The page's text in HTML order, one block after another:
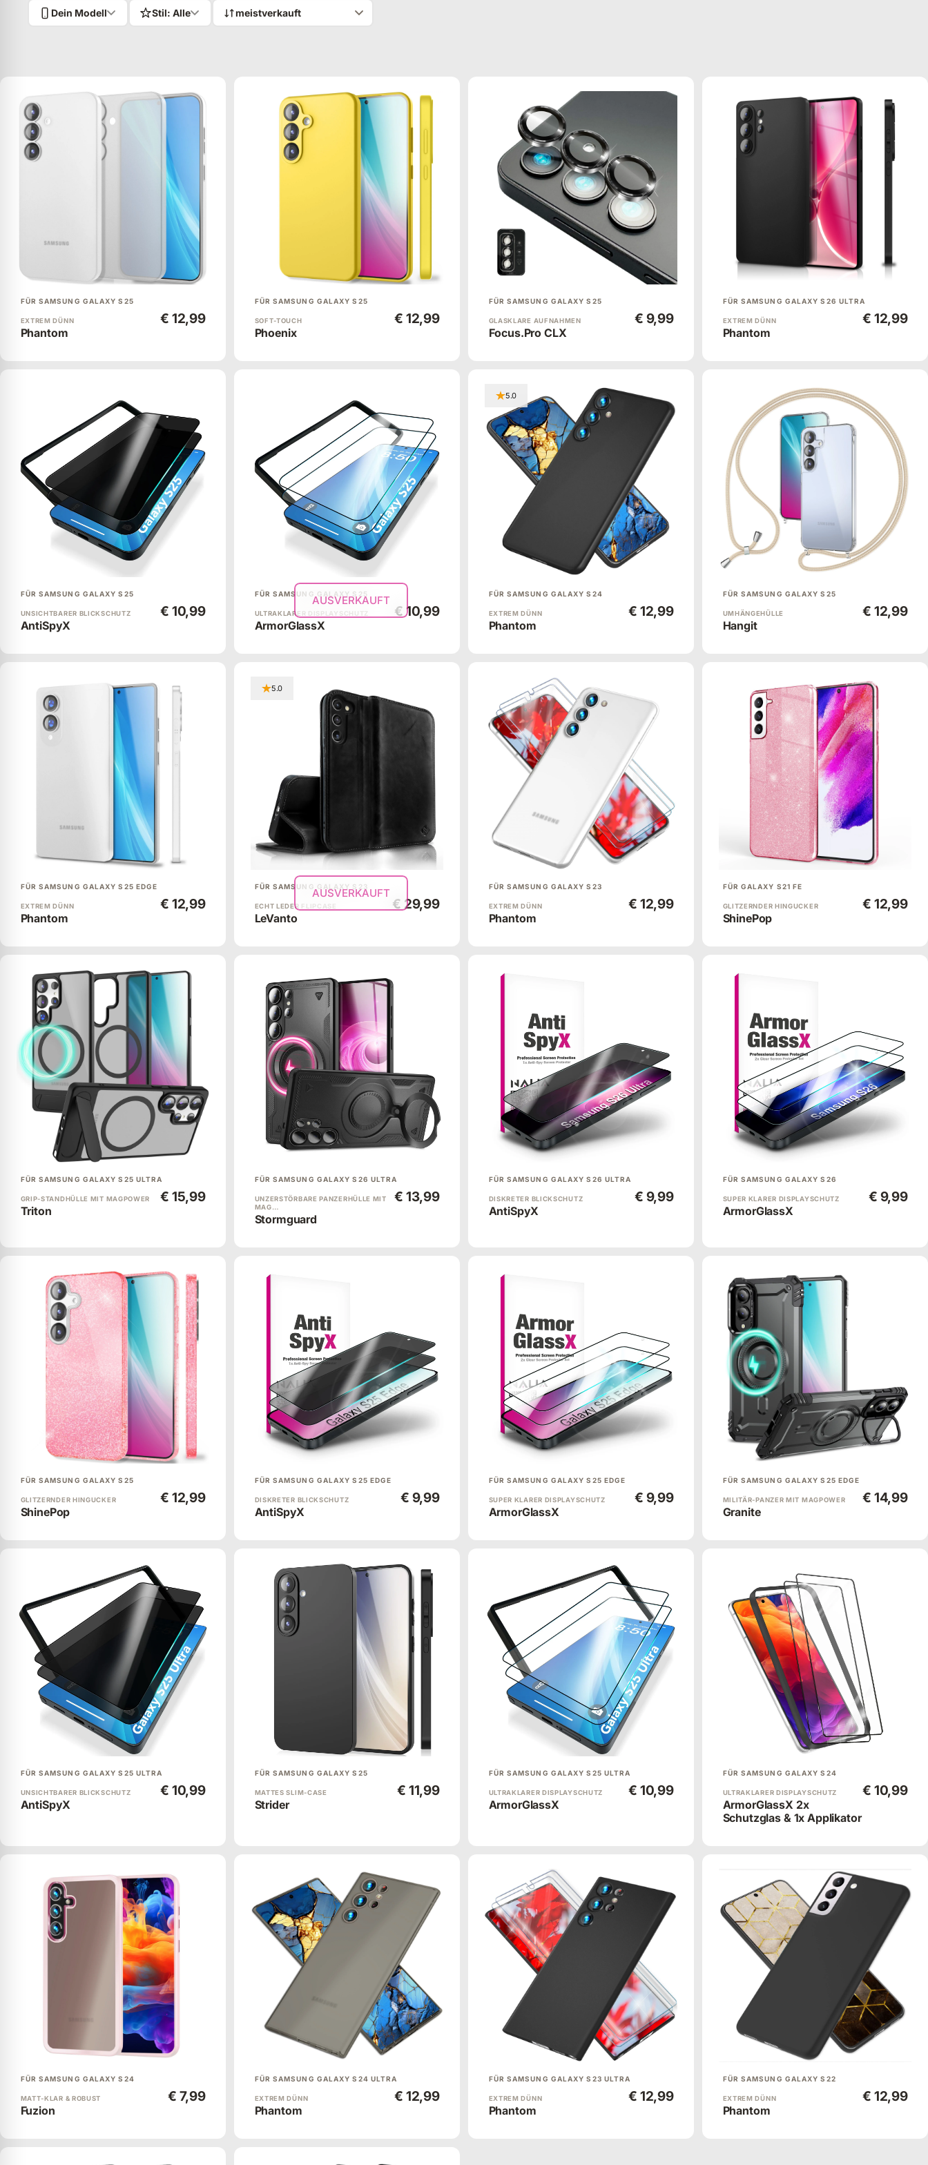
Dein Modell Stil: Alle
FÜR SAMSUNG GALAXY S25
EXTREM DÜNN
Phantom
€ 12,99
FÜR SAMSUNG GALAXY S25
SOFT-TOUCH
Phoenix
€ 12,99
FÜR SAMSUNG GALAXY S25
GLASKLARE AUFNAHMEN
Focus.Pro CLX
€ 9,99
FÜR SAMSUNG GALAXY S26 ULTRA
EXTREM DÜNN
Phantom
€ 12,99
FÜR SAMSUNG GALAXY S25
UNSICHTBARER BLICKSCHUTZ
AntiSpyX
€ 10,99
AUSVERKAUFT
FÜR SAMSUNG GALAXY S25
ULTRAKLARER DISPLAYSCHUTZ
ArmorGlassX
€ 10,99
5.0
FÜR SAMSUNG GALAXY S24
EXTREM DÜNN
Phantom
€ 12,99
FÜR SAMSUNG GALAXY S25
UMHÄNGEHÜLLE
Hangit
€ 12,99
FÜR SAMSUNG GALAXY S25 EDGE
EXTREM DÜNN
Phantom
€ 12,99
5.0
AUSVERKAUFT
FÜR SAMSUNG GALAXY S23
ECHT LEDER FLIPCASE
LeVanto
€ 29,99
FÜR SAMSUNG GALAXY S23
EXTREM DÜNN
Phantom
€ 12,99
FÜR GALAXY S21 FE
GLITZERNDER HINGUCKER
ShinePop
€ 12,99
FÜR SAMSUNG GALAXY S25 ULTRA
GRIP-STANDHÜLLE MIT MAGPOWER
Triton
€ 15,99
FÜR SAMSUNG GALAXY S26 ULTRA
UNZERSTÖRBARE PANZERHÜLLE MIT
MAG…
Stormguard
€ 13,99
FÜR SAMSUNG GALAXY S26 ULTRA
DISKRETER BLICKSCHUTZ
AntiSpyX
€ 9,99
FÜR SAMSUNG GALAXY S26
SUPER KLARER DISPLAYSCHUTZ
ArmorGlassX
€ 9,99
FÜR SAMSUNG GALAXY S25
GLITZERNDER HINGUCKER
ShinePop
€ 12,99
FÜR SAMSUNG GALAXY S25 EDGE
DISKRETER BLICKSCHUTZ
AntiSpyX
€ 9,99
FÜR SAMSUNG GALAXY S25 EDGE
SUPER KLARER DISPLAYSCHUTZ
ArmorGlassX
€ 9,99
FÜR SAMSUNG GALAXY S25 EDGE
MILITÄR-PANZER MIT MAGPOWER
Granite
€ 14,99
FÜR SAMSUNG GALAXY S25 ULTRA
UNSICHTBARER BLICKSCHUTZ
AntiSpyX
€ 10,99
FÜR SAMSUNG GALAXY S25
MATTES SLIM-CASE
Strider
€ 11,99
FÜR SAMSUNG GALAXY S25 ULTRA
ULTRAKLARER DISPLAYSCHUTZ
ArmorGlassX
€ 10,99
FÜR SAMSUNG GALAXY S24
ULTRAKLARER DISPLAYSCHUTZ
ArmorGlassX 2x
Schutzglas & 1x Applikator
€ 10,99
FÜR SAMSUNG GALAXY S24
MATT-KLAR & ROBUST
Fuzion
€ 7,99
FÜR SAMSUNG GALAXY S24 ULTRA
EXTREM DÜNN
Phantom
€ 12,99
FÜR SAMSUNG GALAXY S23 ULTRA
EXTREM DÜNN
Phantom
€ 12,99
FÜR SAMSUNG GALAXY S22
EXTREM DÜNN
Phantom
€ 12,99